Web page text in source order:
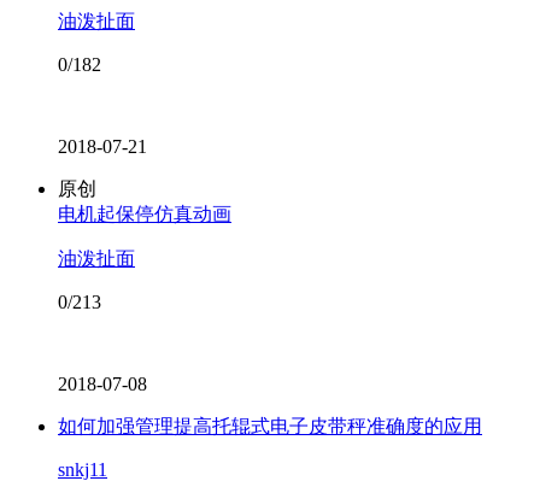
油泼扯面
0/182
2018-07-21
原创
电机起保停仿真动画
油泼扯面
0/213
2018-07-08
如何加强管理提高托辊式电子皮带秤准确度的应用
snkj11